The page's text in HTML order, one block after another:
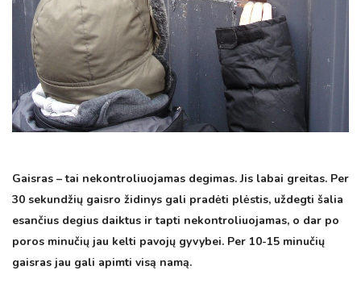
Gaisras – tai nekontroliuojamas degimas. Jis labai greitas. Per
30 sekundžių gaisro židinys gali pradėti plėstis, uždegti šalia
esančius degius daiktus ir tapti nekontroliuojamas, o dar po
poros minučių jau kelti pavojų gyvybei. Per 10-15 minu­čių
gaisras jau gali apimti visą namą.